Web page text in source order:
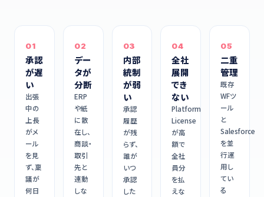
01
承認
が遅
い
出張
中の
上長
がメ
ール
を見
ず、稟
議が
何日
02
デー
タが
分断
ERP
や紙
に散
在し、
商談・
取引
先と
連動
しな
03
内部
統制
が弱
い
承認
履歴
が残
らず、
誰が
いつ
承認
した
04
全社
展開
でき
ない
Platform
License
が高
額で
全社
員分
を払
えな
05
二重
管理
既存
WFツ
ール
と
Salesforce
を並
行運
用し
てい
る